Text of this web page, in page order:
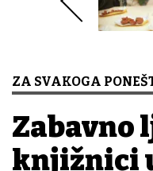
ZA SVAKOGA
Zabavno
knjižnici